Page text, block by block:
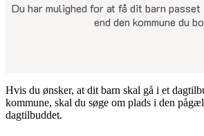
Du har mulighed for at få dit barn passet
end den kommune du
Hvis du ønsker, at dit barn skal gå i et
kommune, skal du søge om plads i den
dagtilbuddet.